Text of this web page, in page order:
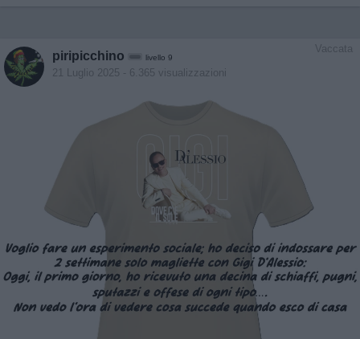
Vaccata
piripicchino livello 9
21 Luglio 2025 - 6.365 visualizzazioni